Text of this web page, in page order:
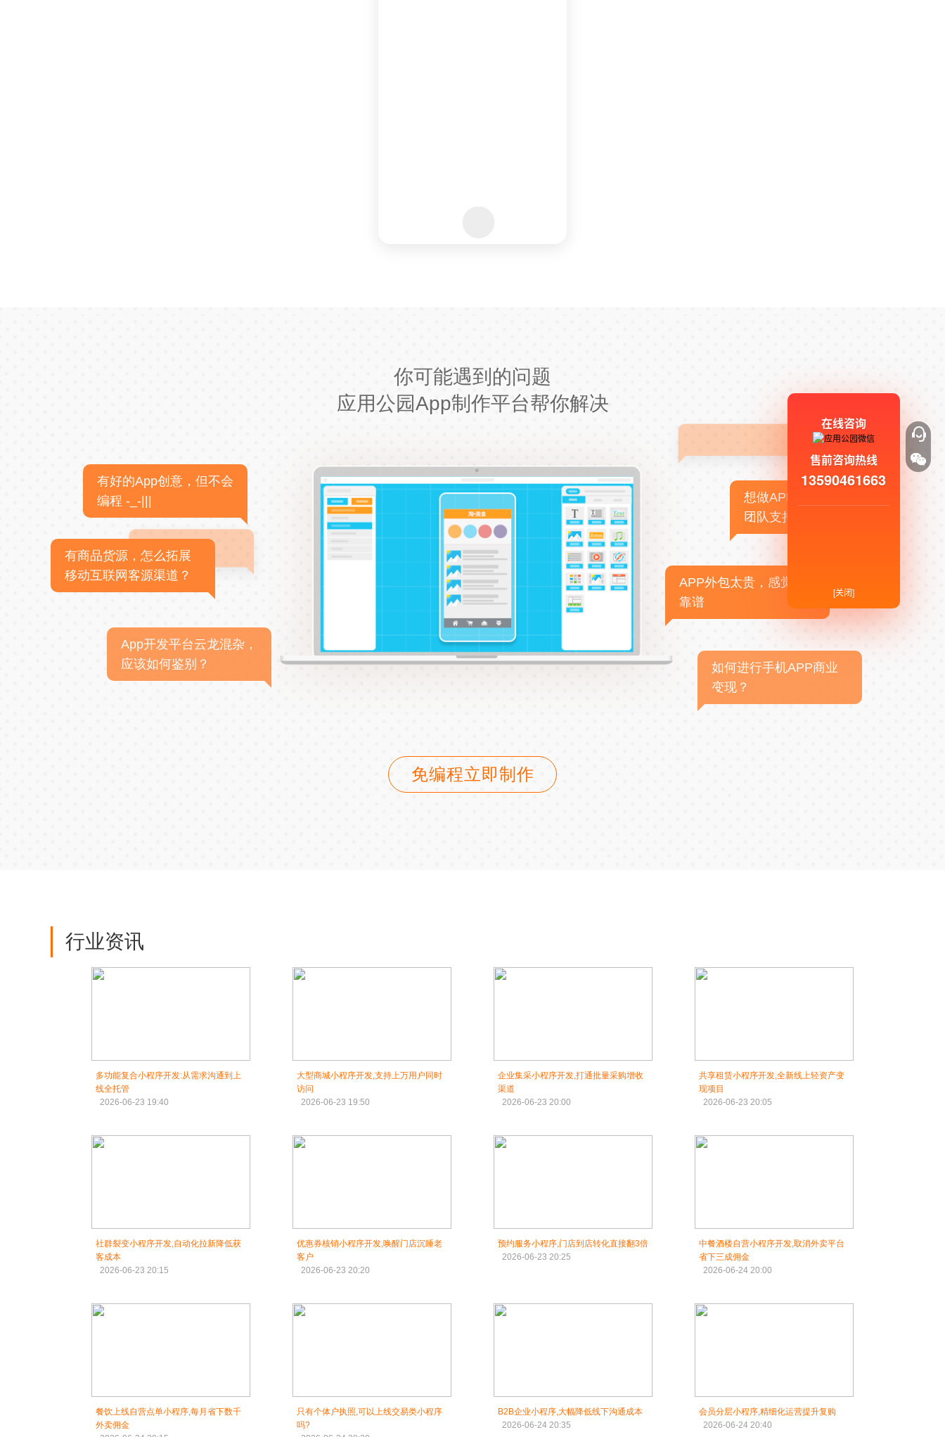
你可能遇到的问题
应用公园App制作平台帮你解决
有好的App创意，但不会
编程 -_-|||
有商品货源，怎么拓展
移动互联网客源渠道？
App开发平台云龙混杂，
应该如何鉴别？
想做APP，但没有技术
团队支持
APP外包太贵，感觉不
靠谱
如何进行手机APP商业
变现？
免编程立即制作
行业资讯
多功能复合小程序开发:从需求沟通到上
线全托管
2026-06-23 19:40
大型商城小程序开发,支持上万用户同时
访问
2026-06-23 19:50
企业集采小程序开发,打通批量采购增收
渠道
2026-06-23 20:00
共享租赁小程序开发,全新线上轻资产变
现项目
2026-06-23 20:05
社群裂变小程序开发,自动化拉新降低获
客成本
2026-06-23 20:15
优惠券核销小程序开发,唤醒门店沉睡老
客户
2026-06-23 20:20
预约服务小程序,门店到店转化直接翻3倍
2026-06-23 20:25
中餐酒楼自营小程序开发,取消外卖平台
省下三成佣金
2026-06-24 20:00
餐饮上线自营点单小程序,每月省下数千
外卖佣金
只有个体户执照,可以上线交易类小程序
吗?
B2B企业小程序,大幅降低线下沟通成本
2026-06-24 20:35
会员分层小程序,精细化运营提升复购
2026-06-24 20:40
在线咨询
售前咨询热线
13590461663
[关闭]